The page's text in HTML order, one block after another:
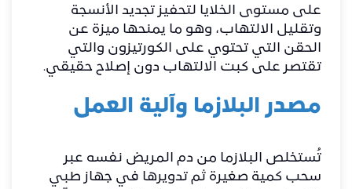
على مستوى الخلايا لتحفيز تجديد الأنسجة
وتقليل الالتهاب، وهو ما يمنحها ميزة عن
الحقن التي تحتوي على الكورتيزون والتي
تقتصر على كبت الالتهاب دون إصلاح حقيقي.
مصدر البلازما وآلية العمل
تُستخلص البلازما من دم المريض نفسه عبر
سحب كمية صغيرة ثم تدويرها في جهاز طبي